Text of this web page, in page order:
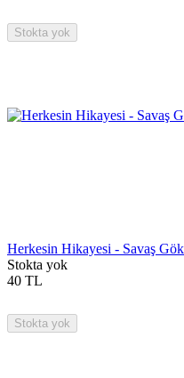
Stokta yok
Herkesin Hikayesi - Savaş
Stokta yok
40 TL
Stokta yok